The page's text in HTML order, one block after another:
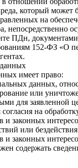
который
на
непосредственно
ПДн,
152-ФЗ «О
имеет право:
данных,
или
для заявленной
на
и законных
или
и законных
содержать